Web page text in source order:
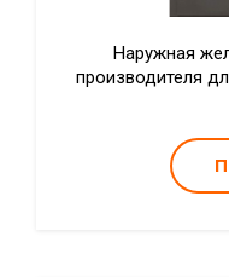
Наружная
производителя